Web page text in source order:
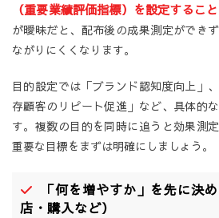
（重要業績評価指標）を設定するこ
が曖昧だと、配布後の成果測定ができ
ながりにくくなります。
目的設定では「ブランド認知度向上」
存顧客のリピート促進」など、具体的
す。複数の目的を同時に追うと効果測
重要な目標をまずは明確にしましょう。
「何を増やすか」を先に決
店・購入など）